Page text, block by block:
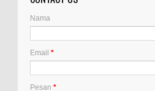
Nama
Email *
Pesan *